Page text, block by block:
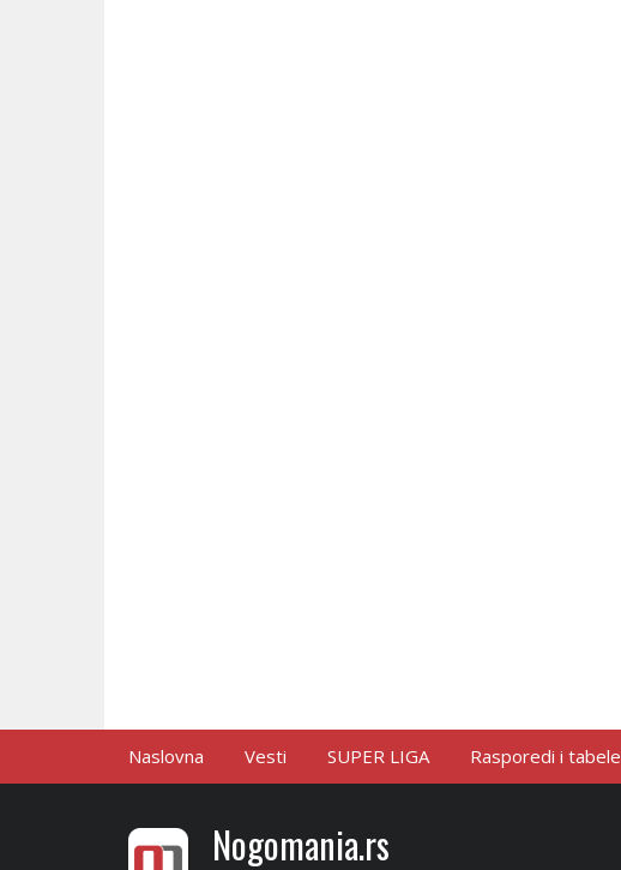
Naslovna Vesti SUPER LIGA Rasporedi i tabele
Nogomania.rs